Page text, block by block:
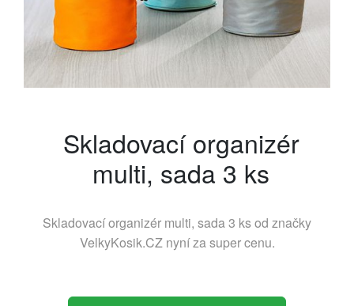
Skladovací organizér
multi, sada 3 ks
Skladovací organizér multi, sada 3 ks od značky
VelkyKosik.CZnyní za super cenu.